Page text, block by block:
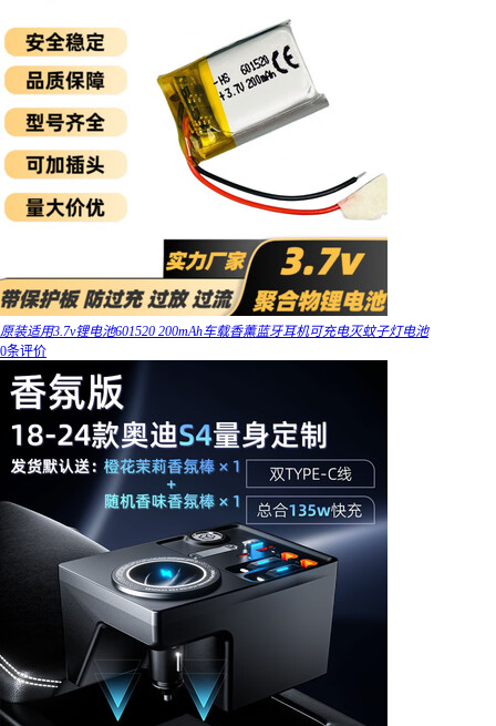
原装适用3.7v锂电池601520 200mAh车载香薰蓝牙耳机可充电灭蚊子灯电池
0条评价